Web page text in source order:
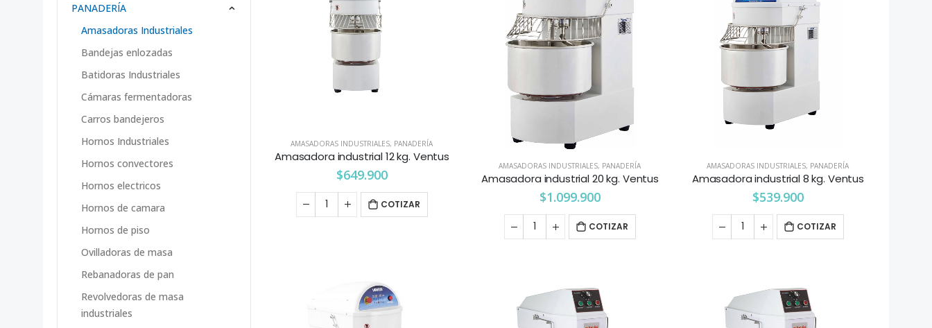
AMASADORAS INDUSTRIALES, PANADERÍA
Amasadora industrial 12 kg. Ventus
$649.900
COTIZAR
AMASADORAS INDUSTRIALES, PANADERÍA
Amasadora industrial 20 kg. Ventus
$1.099.900
COTIZAR
AMASADORAS INDUSTRIALES, PANADERÍA
Amasadora industrial 8 kg. Ventus
$539.900
COTIZAR
PANADERÍA
Amasadoras Industriales
Bandejas enlozadas
Batidoras Industriales
Cámaras fermentadoras
Carros bandejeros
Hornos Industriales
Hornos convectores
Hornos electricos
Hornos de camara
Hornos de piso
Ovilladoras de masa
Rebanadoras de pan
Revolvedoras de masa
industriales